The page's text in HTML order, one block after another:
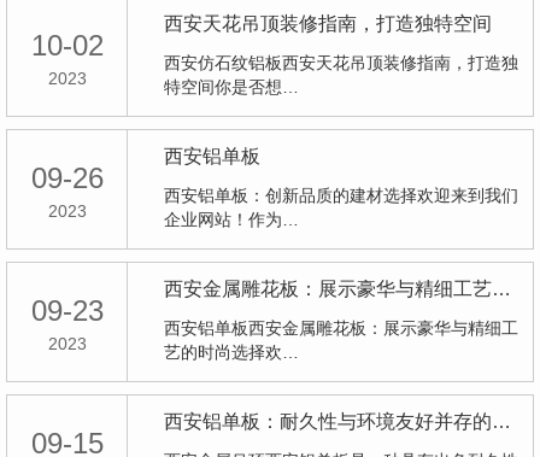
10-02
2023
西安天花吊顶装修指南，打造独特空间
西安仿石纹铝板西安天花吊顶装修指南，打造独
特空间你是否想…
09-26
2023
西安铝单板
西安铝单板：创新品质的建材选择欢迎来到我们
企业网站！作为…
09-23
2023
西安金属雕花板：展示豪华与精细工艺的时尚选择
西安铝单板西安金属雕花板：展示豪华与精细工
艺的时尚选择欢…
09-15
西安铝单板：耐久性与环境友好并存的建筑材料